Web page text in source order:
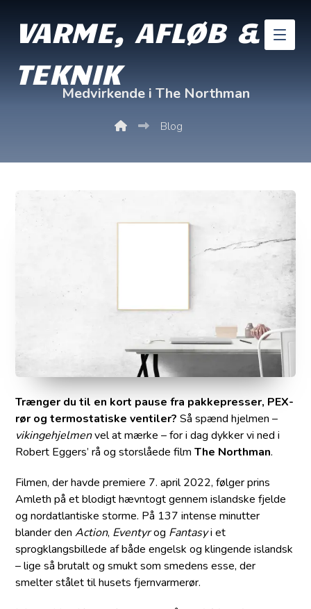
VARME, AFLØB &
TEKNIK
Medvirkende i The Northman
Blog
Trænger du til en kort pause fra pakkepresser, PEX-
rør og termostatiske ventiler? Så spænd hjelmen –
vikinge­hjelmenvel at mærke – for i dag dykker vi ned i
Robert Eggers’ rå og storslåede filmThe Northman.
Filmen, der havde premiere 7. april 2022, følger prins
Amleth på et blodigt hævntogt gennem islandske fjelde
og nordatlantiske storme. På 137 intense minutter
blander denAction, Eventyrog Fantasyi et
sprogklangsbillede af både engelsk og klingende islandsk
– lige så brutalt og smukt som smedens esse, der
smelter stålet til husets fjernvarmerør.